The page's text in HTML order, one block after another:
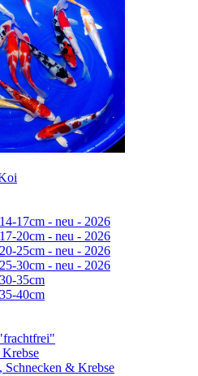
17cm - neu - 2026
20cm - neu - 2026
25cm - neu - 2026
30cm - neu - 2026
35cm
40cm
Schnecken & Krebse